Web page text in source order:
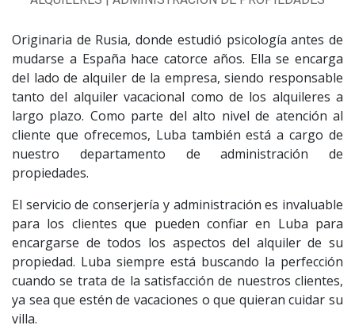
Originaria de Rusia, donde estudió psicología antes de
mudarse a España hace catorce años. Ella se encarga
del lado de alquiler de la empresa, siendo responsable
tanto del alquiler vacacional como de los alquileres a
largo plazo. Como parte del alto nivel de atención al
cliente que ofrecemos, Luba también está a cargo de
nuestro departamento de administración de
propiedades.
El servicio de conserjería y administración es invaluable
para los clientes que pueden confiar en Luba para
encargarse de todos los aspectos del alquiler de su
propiedad. Luba siempre está buscando la perfección
cuando se trata de la satisfacción de nuestros clientes,
ya sea que estén de vacaciones o que quieran cuidar su
villa.